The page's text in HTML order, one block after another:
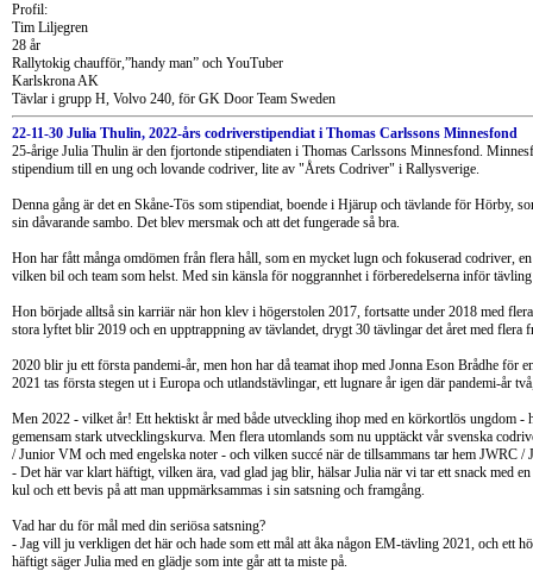
Profil:
Tim Liljegren
28 år
Rallytokig chaufför,”handy man” och YouTuber
Karlskrona AK
Tävlar i grupp H, Volvo 240, för GK Door Team Sweden
22-11-30 Julia Thulin, 2022-års codriverstipendiat i Thomas Carlssons Minnesfond
25-årige Julia Thulin är den fjortonde stipendiaten i Thomas Carlssons Minnesfond.
stipendium till en ung och lovande codriver, lite av "Årets Codriver" i Rallysverige.
Denna gång är det en Skåne-Tös som stipendiat, boende i Hjärup och tävlande för Hörby,
sin dåvarande sambo. Det blev mersmak och att det fungerade så bra.
Hon har fått många omdömen från flera håll, som en mycket lugn och fokuserad codriver,
vilken bil och team som helst. Med sin känsla för noggrannhet i förberedelserna inför
Hon började alltså sin karriär när hon klev i högerstolen 2017, fortsatte under 2018 med
stora lyftet blir 2019 och en upptrappning av tävlandet, drygt 30 tävlingar det året med flera
2020 blir ju ett första pandemi-år, men hon har då teamat ihop med Jonna Eson Brådhe
2021 tas första stegen ut i Europa och utlandstävlingar, ett lugnare år igen där pandemi-år
Men 2022 - vilket år! Ett hektiskt år med både utveckling ihop med en körkortlös ungdom -
gemensam stark utvecklingskurva. Men flera utomlands som nu upptäckt vår svenska
/ Junior VM och med engelska noter - och vilken succé när de tillsammans tar hem JWRC
- Det här var klart häftigt, vilken ära, vad glad jag blir, hälsar Julia när vi tar ett snack med
kul och ett bevis på att man uppmärksammas i sin satsning och framgång.
Vad har du för mål med din seriösa satsning?
- Jag vill ju verkligen det här och hade som ett mål att åka någon EM-tävling 2021, och ett
häftigt säger Julia med en glädje som inte går att ta miste på.